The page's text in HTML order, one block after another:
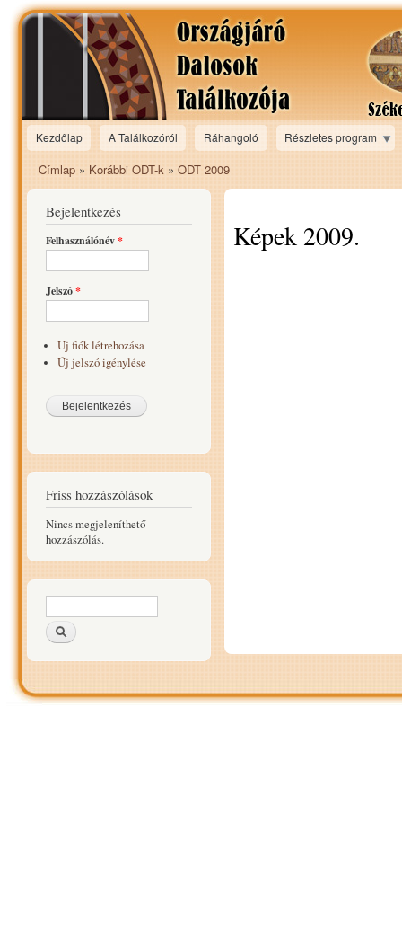
Main menu
Kezdőlap A Találkozóról Ráhangoló Részletes program
Jelenlegi hely
Címlap » Korábbi ODT-k » ODT 2009
Bejelentkezés
Felhasználónév*
Jelszó*
Új fiók létrehozása
Új jelszó igénylése
Friss hozzászólások
Nincs megjeleníthető
hozzászólás.
Keresés űrlap
Képek 2009.